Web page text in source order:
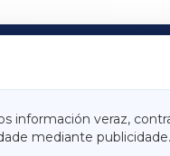
información veraz,
mediante
TERRACHAXA
ACORUÑAXA